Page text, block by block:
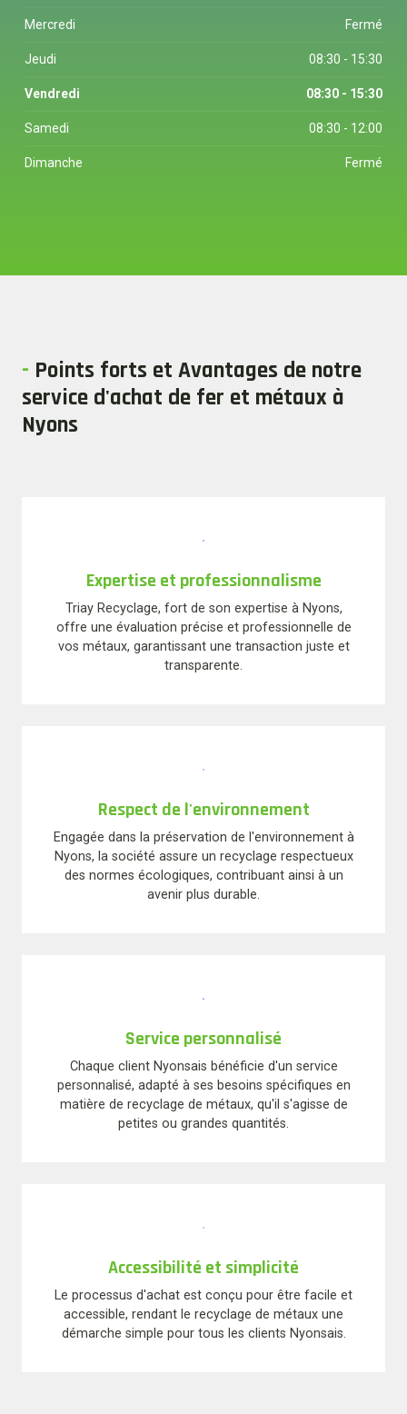
Mercredi Fermé
Jeudi 08:30 - 15:30
Vendredi 08:30 - 15:30
Samedi 08:30 - 12:00
Dimanche Fermé
- Points forts et Avantages de notre
service d'achat de fer et métaux à
Nyons
Expertise et professionnalisme
Triay Recyclage, fort de son expertise à Nyons,
offre une évaluation précise et professionnelle de
vos métaux, garantissant une transaction juste et
transparente.
Respect de l'environnement
Engagée dans la préservation de l'environnement à
Nyons, la société assure un recyclage respectueux
des normes écologiques, contribuant ainsi à un
avenir plus durable.
Service personnalisé
Chaque client Nyonsais bénéficie d'un service
personnalisé, adapté à ses besoins spécifiques en
matière de recyclage de métaux, qu'il s'agisse de
petites ou grandes quantités.
Accessibilité et simplicité
Le processus d'achat est conçu pour être facile et
accessible, rendant le recyclage de métaux une
démarche simple pour tous les clients Nyonsais.